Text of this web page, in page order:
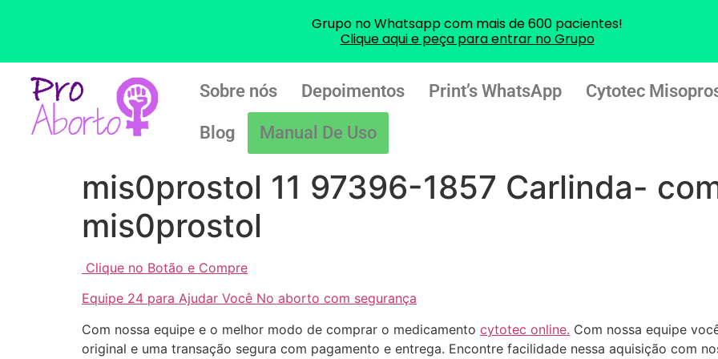
Sobre nós Depoimentos Print’s WhatsApp Cytotec
Blog Manual De Uso
mis0prostol 11 97396-1857 Carlinda-
mis0prostol
Clique no Botão e Compre
Equipe 24 para Ajudar Você No aborto com segurança
Com nossa equipe e o melhor modo de comprar o medicamento cytotec online. Com nossa equipe
original e uma transação segura com pagamento e entrega. Encontre facilidade nessa aquisição com
Grupo no Whatsapp com mais de 600 pacientes!
Clique aqui e peça para entrar no Grupo